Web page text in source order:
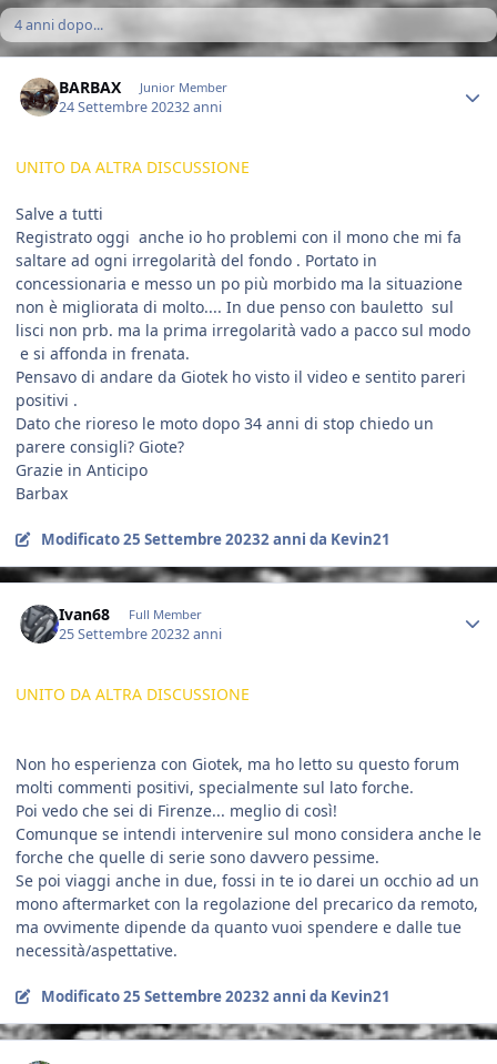
4 anni dopo...
BARBAX Junior Member
24 Settembre 20232 anni
UNITO DA ALTRA DISCUSSIONE
Salve a tutti
Registrato oggi anche io ho problemi con il mono che mi fa
saltare ad ogni irregolarità del fondo . Portato in
concessionaria e messo un po più morbido ma la situazione
non è migliorata di molto.... In due penso con bauletto sul
lisci non prb. ma la prima irregolarità vado a pacco sul modo
e si affonda in frenata.
Pensavo di andare da Giotek ho visto il video e sentito pareri
positivi .
Dato che rioreso le moto dopo 34 anni di stop chiedo un
parere consigli? Giote?
Grazie in Anticipo
Barbax
Modificato25 Settembre 20232 anni da Kevin21
Ivan68 Full Member
25 Settembre 20232 anni
UNITO DA ALTRA DISCUSSIONE
Non ho esperienza con Giotek, ma ho letto su questo forum
molti commenti positivi, specialmente sul lato forche.
Poi vedo che sei di Firenze... meglio di così!
Comunque se intendi intervenire sul mono considera anche le
forche che quelle di serie sono davvero pessime.
Se poi viaggi anche in due, fossi in te io darei un occhio ad un
mono aftermarket con la regolazione del precarico da remoto,
ma ovvimente dipende da quanto vuoi spendere e dalle tue
necessità/aspettative.
Modificato25 Settembre 20232 anni da Kevin21